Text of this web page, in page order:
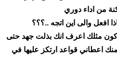
من اداء دوري
افعل والى اين اتجه ..؟؟؟
مثلك اعرف انك بذلت جهد حتى
اعطاني قواعد ارتكز عليها في